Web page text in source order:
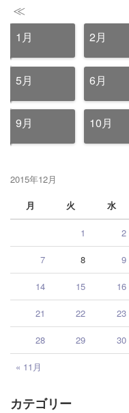
≪
1月 2月
5月 6月
9月 10月
2015年12月
月
火 水
« 11月
1 2
7 8 9
14 15 16
21 22 23
28 29 30
カテゴリー